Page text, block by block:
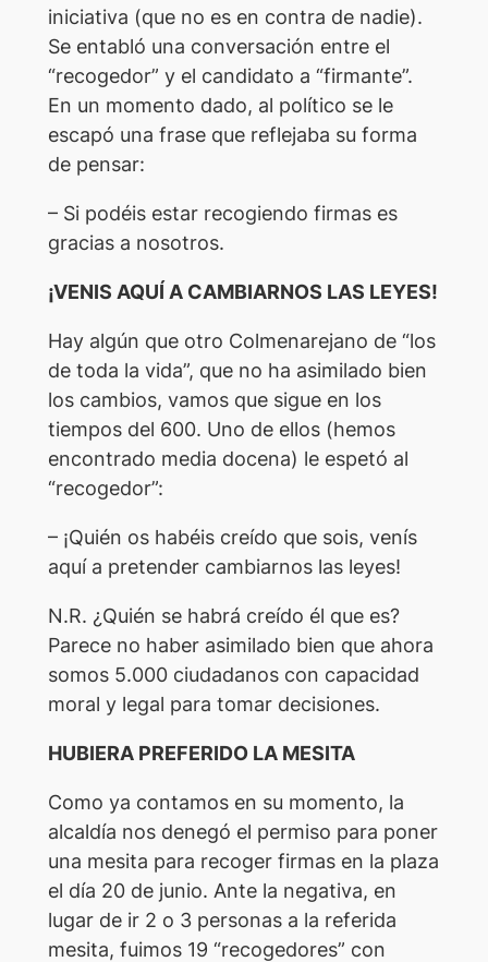
iniciativa (que no es en contra de nadie).
Se entabló una conversación entre el
“recogedor” y el candidato a “firmante”.
En un momento dado, al político se le
escapó una frase que reflejaba su forma
de pensar:
– Si podéis estar recogiendo firmas es
gracias a nosotros.
¡VENIS AQUÍ A CAMBIARNOS LAS LEYES!
Hay algún que otro Colmenarejano de “los
de toda la vida”, que no ha asimilado bien
los cambios, vamos que sigue en los
tiempos del 600. Uno de ellos (hemos
encontrado media docena) le espetó al
“recogedor”:
– ¡Quién os habéis creído que sois, venís
aquí a pretender cambiarnos las leyes!
N.R. ¿Quién se habrá creído él que es?
Parece no haber asimilado bien que ahora
somos 5.000 ciudadanos con capacidad
moral y legal para tomar decisiones.
HUBIERA PREFERIDO LA MESITA
Como ya contamos en su momento, la
alcaldía nos denegó el permiso para poner
una mesita para recoger firmas en la plaza
el día 20 de junio. Ante la negativa, en
lugar de ir 2 o 3 personas a la referida
mesita, fuimos 19 “recogedores” con